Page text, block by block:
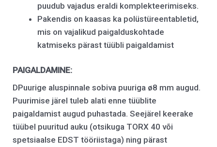
puudub vajadus eraldi komplekteerimiseks.
Pakendis on kaasas ka polüstüreentabletid,
mis on vajalikud paigalduskohtade
katmiseks pärast tüübli paigaldamist
PAIGALDAMINE:
DPuurige aluspinnale sobiva puuriga ø8 mm augud.
Puurimise järel tuleb alati enne tüüblite
paigaldamist augud puhastada. Seejärel keerake
tüübel puuritud auku (otsikuga TORX 40 või
spetsiaalse EDST tööriistaga) ning pärast